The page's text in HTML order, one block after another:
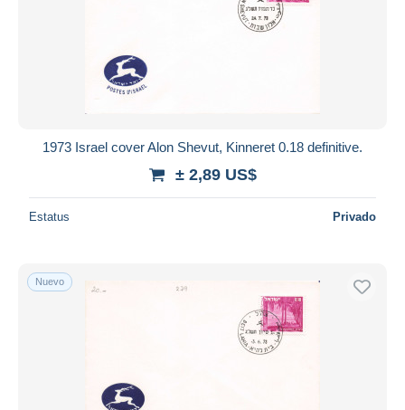
1973 Israel cover Alon Shevut, Kinneret 0.18 definitive.
± 2,89 US$
Estatus Privado
Nuevo